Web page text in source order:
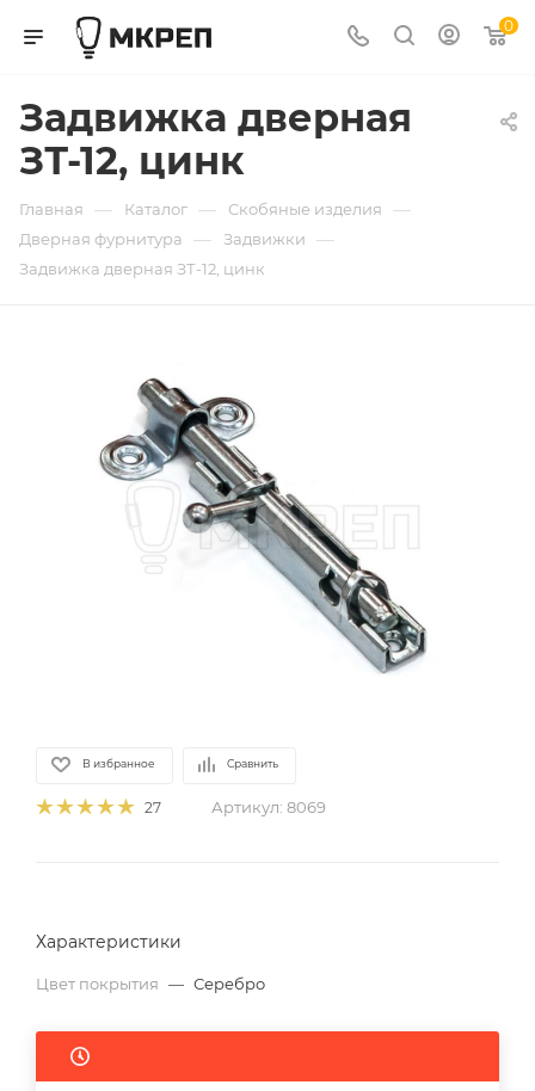
0
Задвижка дверная
ЗТ-12, цинк
Главная — Каталог — Скобяные изделия —
Дверная фурнитура — Задвижки —
Задвижка дверная ЗТ-12, цинк
В избранное Сравнить
27 Артикул: 8069
Характеристики
Цвет покрытия — Серебро